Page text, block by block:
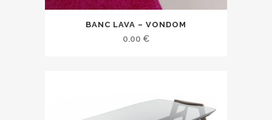
BANC LAVA – VONDOM
0.00 €